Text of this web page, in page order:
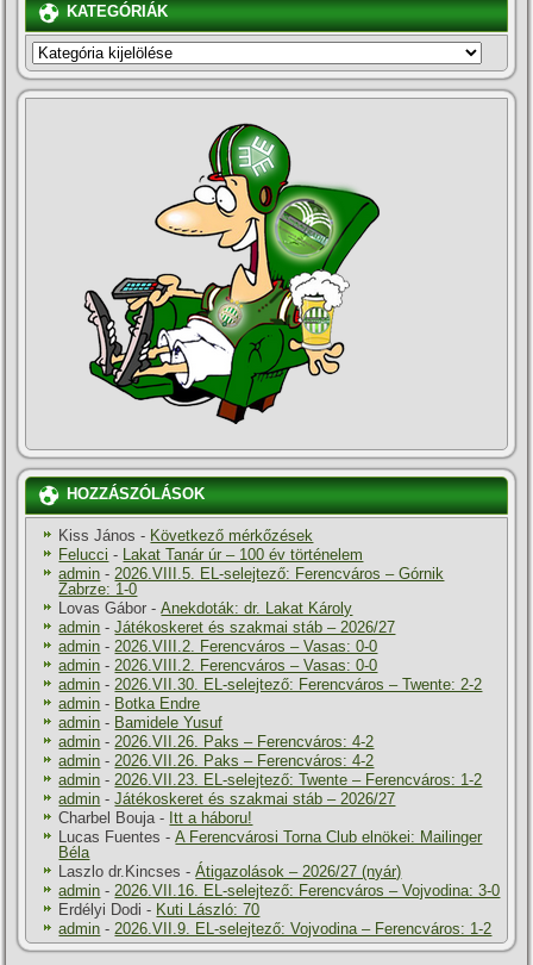
KATEGÓRIÁK
KATEGÓRIÁK
HOZZÁSZÓLÁSOK
Kiss János - Következő mérkőzések
Felucci - Lakat Tanár úr – 100 év történelem
admin - 2026.VIII.5. EL-selejtező: Ferencváros – Górnik
Zabrze: 1-0
Lovas Gábor -Anekdoták: dr. Lakat Károly
admin -Játékoskeret és szakmai stáb – 2026/27
admin - 2026.VIII.2. Ferencváros – Vasas: 0-0
admin - 2026.VIII.2. Ferencváros – Vasas: 0-0
admin - 2026.VII.30. EL-selejtező: Ferencváros – Twente: 2-2
admin - Botka Endre
admin - Bamidele Yusuf
admin - 2026.VII.26. Paks – Ferencváros: 4-2
admin - 2026.VII.26. Paks – Ferencváros: 4-2
admin - 2026.VII.23. EL-selejtező: Twente – Ferencváros: 1-2
admin -Játékoskeret és szakmai stáb – 2026/27
Charbel Bouja - Itt a háboru!
Lucas Fuentes -A Ferencvárosi Torna Club elnökei: Mailinger
Béla
Laszlo dr.Kincses -Átigazolások – 2026/27 (nyár)
admin - 2026.VII.16. EL-selejtező: Ferencváros – Vojvodina: 3-0
Erdélyi Dodi - Kuti László: 70
admin - 2026.VII.9. EL-selejtező: Vojvodina – Ferencváros: 1-2